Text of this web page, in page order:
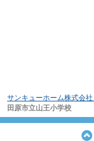
サンキューホーム株式会社
田原市立山王小学校